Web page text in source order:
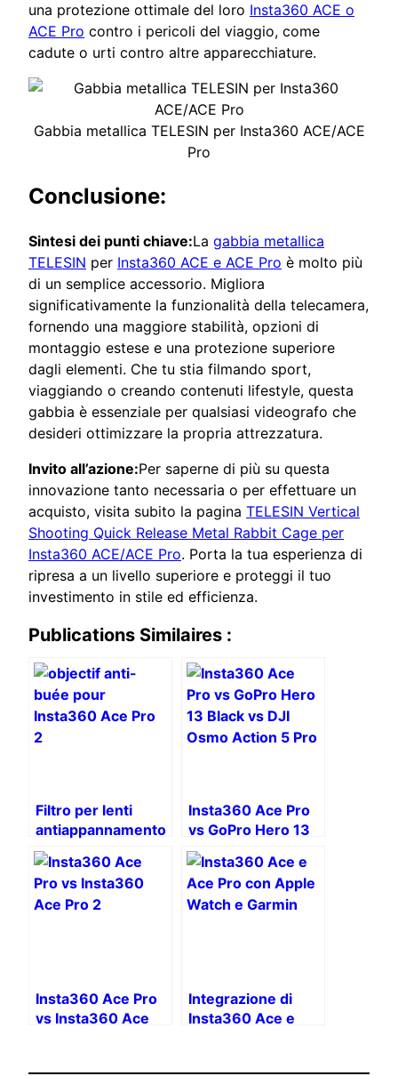
una protezione ottimale del loro Insta360 ACE o
ACE Pro contro i pericoli del viaggio, come
cadute o urti contro altre apparecchiature.
Gabbia metallica TELESIN per Insta360 ACE/ACE
Pro
Conclusione:
Sintesi dei punti chiave:La gabbia metallica
TELESIN per Insta360 ACE e ACE Pro è molto più
di un semplice accessorio. Migliora
significativamente la funzionalità della telecamera,
fornendo una maggiore stabilità, opzioni di
montaggio estese e una protezione superiore
dagli elementi. Che tu stia filmando sport,
viaggiando o creando contenuti lifestyle, questa
gabbia è essenziale per qualsiasi videografo che
desideri ottimizzare la propria attrezzatura.
Invito all’azione:Per saperne di più su questa
innovazione tanto necessaria o per effettuare un
acquisto, visita subito la pagina TELESIN Vertical
Shooting Quick Release Metal Rabbit Cage per
Insta360 ACE/ACE Pro. Porta la tua esperienza di
ripresa a un livello superiore e proteggi il tuo
investimento in stile ed efficienza.
Publications Similaires :
Filtro per lenti
antiappannamento
STARTRC per
Insta360 Ace Pro
2
Insta360 Ace Pro
vs GoPro Hero 13
Black vs DJI Osmo
Action 5 Pro: qual
è la migliore action
cam del 2025?
Insta360 Ace Pro
vs Insta360 Ace
Integrazione di
Insta360 Ace e